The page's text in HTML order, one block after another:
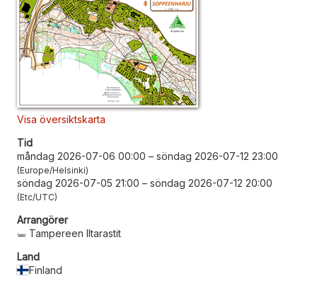
Visa översiktskarta
Tid
måndag 2026-07-06 00:00 – söndag 2026-07-12 23:00
Europe/Helsinki
söndag 2026-07-05 21:00 – söndag 2026-07-12 20:00
Etc/UTC
Arrangörer
Tampereen Iltarastit
Land
Finland